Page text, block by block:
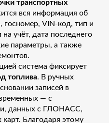
транспортных
вся информация об
госномер, VIN-код, тип и
на учёт, дата последнего
параметры, а также
система фиксирует
топлива. В ручных
записей в
— с
данных с ГЛОНАСС,
Благодаря этому